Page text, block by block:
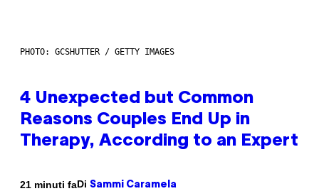
PHOTO: GCSHUTTER / GETTY IMAGES
4 Unexpected but Common
Reasons Couples End Up in
Therapy, According to an Expert
21 minuti faDi Sammi Caramela